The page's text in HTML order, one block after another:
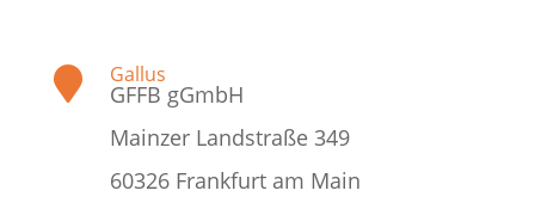
 Gallus
GFFB gGmbH
Mainzer Landstraße 349
60326 Frankfurt am Main